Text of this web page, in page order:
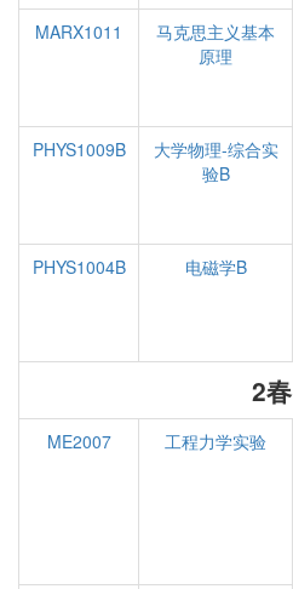
MARX1011
马克思主义基本
原理
PHYS1009B
大学物理-综合实
验B
PHYS1004B
电磁学B
2春
ME2007 工程力学实验